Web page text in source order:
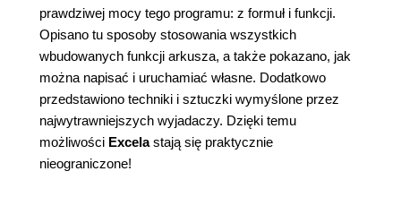
prawdziwej mocy tego programu: z formuł i funkcji.
Opisano tu sposoby stosowania wszystkich
wbudowanych funkcji arkusza, a także pokazano, jak
można napisać i uruchamiać własne. Dodatkowo
przedstawiono techniki i sztuczki wymyślone przez
najwytrawniejszych wyjadaczy. Dzięki temu
możliwości Excelastają się praktycznie
nieograniczone!